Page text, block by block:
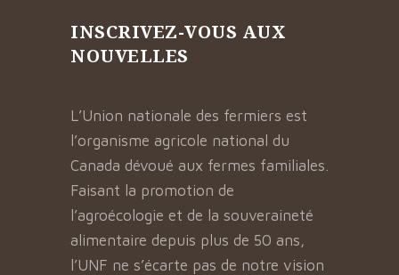
INSCRIVEZ-VOUS AUX
NOUVELLES
L’Union nationale des fermiers est
l’organisme agricole national du
Canada dévoué aux fermes familiales.
Faisant la promotion de
l’agroécologie et de la souveraineté
alimentaire depuis plus de 50 ans,
l’UNF ne s’écarte pas de notre vision